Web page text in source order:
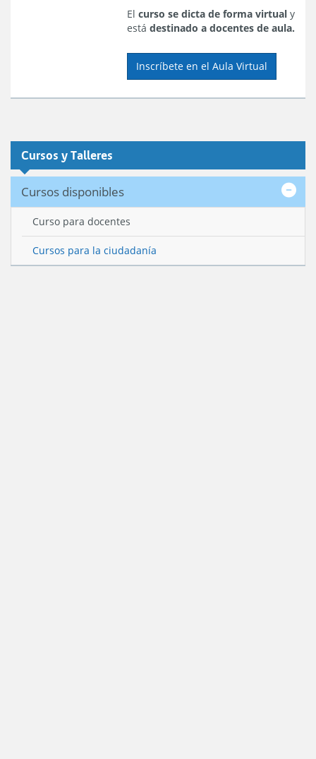
El curso se dicta de forma virtual y
está destinado a docentes de aula.
Inscríbete en el Aula Virtual
Cursos y Talleres
Cursos disponibles
Curso para docentes
Cursos para la ciudadanía